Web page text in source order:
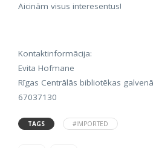
Aicinām visus interesentus!
Kontaktinformācija:
Evita Hofmane
Rīgas Centrālās bibliotēkas
67037130
TAGS #IMPORTED